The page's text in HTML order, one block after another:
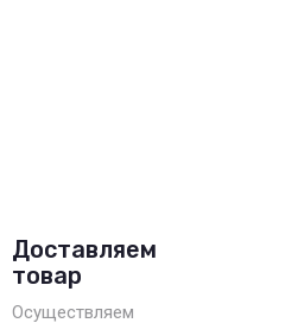
Доставляем
товар
Осуществляем